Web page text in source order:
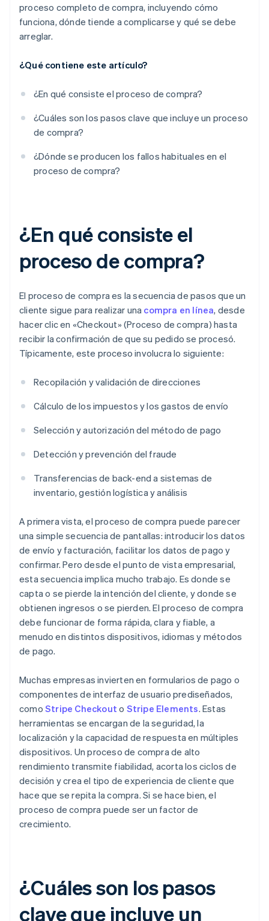
proceso completo de compra, incluyendo cómo
funciona, dónde tiende a complicarse y qué se debe
arreglar.
¿Qué contiene este artículo?
¿En qué consiste el proceso de compra?
¿Cuáles son los pasos clave que incluye un proceso
de compra?
¿Dónde se producen los fallos habituales en el
proceso de compra?
¿En qué consiste el
proceso de compra?
El proceso de compra es la secuencia de pasos que un
cliente sigue para realizar una compra en línea, desde
hacer clic en «Checkout» (Proceso de compra) hasta
recibir la confirmación de que su pedido se procesó.
Típicamente, este proceso involucra lo siguiente:
Recopilación y validación de direcciones
Cálculo de los impuestos y los gastos de envío
Selección y autorización del método de pago
Detección y prevención del fraude
Transferencias de back-end a sistemas de
inventario, gestión logística y análisis
A primera vista, el proceso de compra puede parecer
una simple secuencia de pantallas: introducir los datos
de envío y facturación, facilitar los datos de pago y
confirmar. Pero desde el punto de vista empresarial,
esta secuencia implica mucho trabajo. Es donde se
capta o se pierde la intención del cliente, y donde se
obtienen ingresos o se pierden. El proceso de compra
debe funcionar de forma rápida, clara y fiable, a
menudo en distintos dispositivos, idiomas y métodos
de pago.
Muchas empresas invierten en formularios de pago o
componentes de interfaz de usuario prediseñados,
como Stripe Checkout o Stripe Elements. Estas
herramientas se encargan de la seguridad, la
localización y la capacidad de respuesta en múltiples
dispositivos. Un proceso de compra de alto
rendimiento transmite fiabilidad, acorta los ciclos de
decisión y crea el tipo de experiencia de cliente que
hace que se repita la compra. Si se hace bien, el
proceso de compra puede ser un factor de
crecimiento.
¿Cuáles son los pasos
clave que incluye un